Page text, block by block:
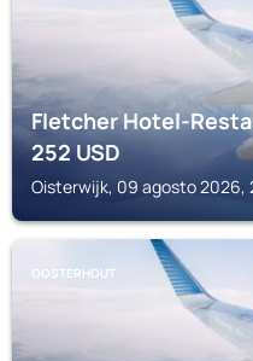
Fletcher Hotel-
252USD
Oisterwijk, 09 agosto 2026,
OOSTERHOUT